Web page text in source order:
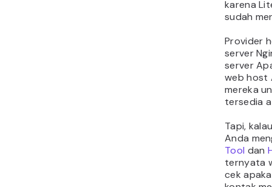
karena
sudah
Provider
server
server
web host
mereka
tersedia
Tapi,
Anda
Tool dan
ternyata
cek